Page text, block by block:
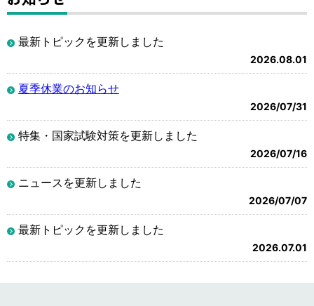
最新トピックを更新しました
2026.08.01
夏季休業のお知らせ
2026/07/31
特集・国家試験対策を更新しました
2026/07/16
ニュースを更新しました
2026/07/07
最新トピックを更新しました
2026.07.01